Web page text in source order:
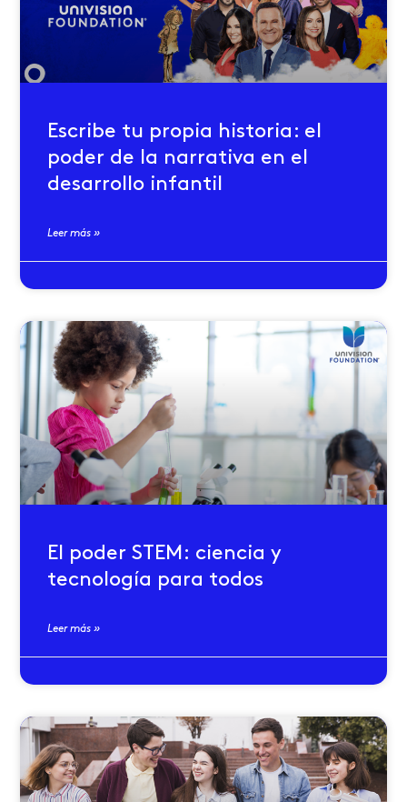
Escribe tu propia historia: el
poder de la narrativa en el
desarrollo infantil
Leer más »
El poder STEM: ciencia y
tecnología para todos
Leer más »